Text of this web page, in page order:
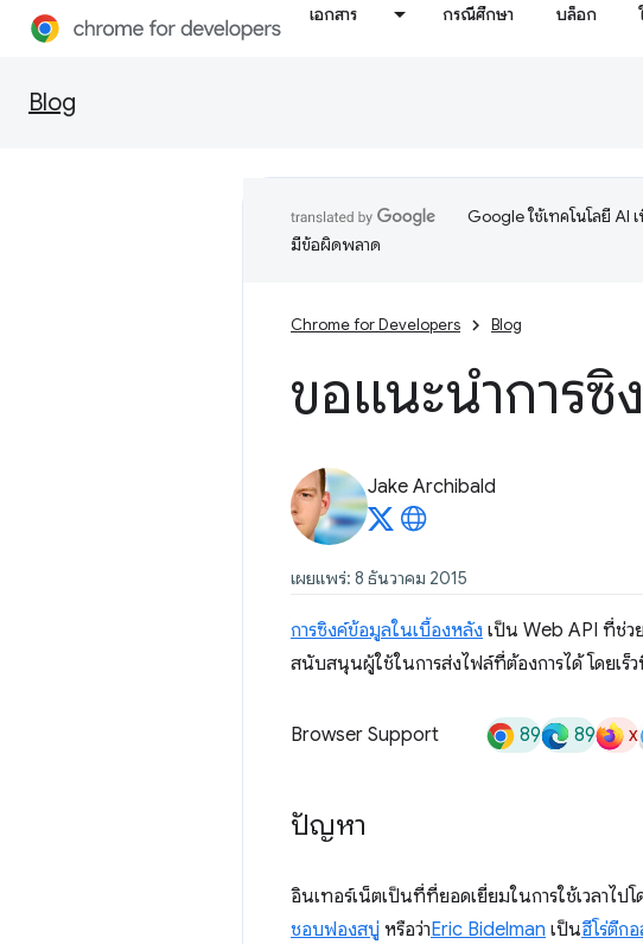
เอกสาร กรณีศึกษา บล็อก
Blog
Google ใช้เทคโนโลยี AI
มีข้อผิดพลาด
Chrome for Developers Blog
ขอแนะนำการซิ
Jake Archibald
เผยแพร่: 8 ธันวาคม 2015
การซิงค์ข้อมูลในเบื้องหลัง เป็น Web API ที่ช่ว
สนับสนุนผู้ใช้ในการส่งไฟล์ที่ต้องการได้ โดยเร็
Browser Support 89 89 x
ปัญหา
อินเทอร์เน็ตเป็นที่ที่ยอดเยี่ยมในการใช้เวลาไปโ
ชอบฟองสบู่ หรือว่าEric Bidelman เป็นฮีโร่ตีก